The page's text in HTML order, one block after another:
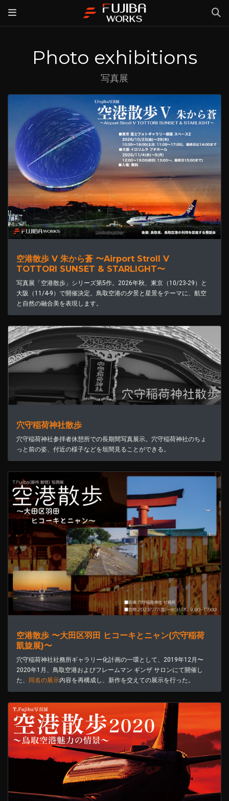
Photo exhibitions
写真展
空港散歩 V 朱から蒼 〜Airport Stroll V
TOTTORI SUNSET & STARLIGHT〜
写真展「空港散歩」シリーズ第5作。2026年秋、東京（10/23-29）と
大阪（11/4-9）で開催決定。鳥取空港の夕景と星景をテーマに、航空
と自然の融合美を表現します。
穴守稲荷神社散歩
穴守稲荷神社参拝者休憩所での長期間写真展示。穴守稲荷神社のちょ
っと前の姿、付近の様子などを垣間見ることができる。
空港散歩 〜大田区羽田 ヒコーキとニャン(穴守稲荷
凱旋展)〜
穴守稲荷神社社務所ギャラリー化計画の一環として、2019年12月〜
2020年1月、鳥取空港およびフレームマン ギンザ サロンにて開催し
た、 同名の展示内容を再構成し、新作を交えての展示を行った。